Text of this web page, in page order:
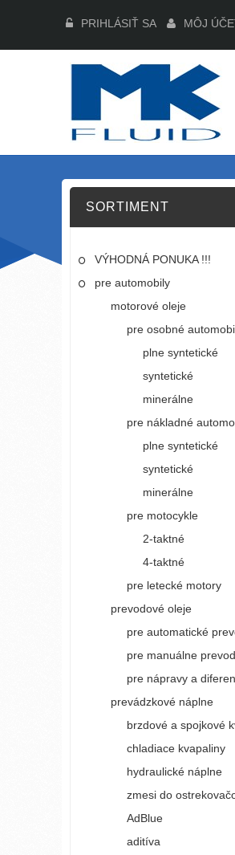
PRIHLÁSIŤ SA MÔJ
SORTIMENT
VÝHODNÁ PONUKA !!!
pre automobily
motorové oleje
pre osobné
plne syntetické
syntetické
minerálne
pre nákladné
plne syntetické
syntetické
minerálne
pre motocykle
2-taktné
4-taktné
pre letecké motory
prevodové oleje
pre automatické
pre manuálne
pre nápravy a
prevádzkové náplne
brzdové a spojkové
chladiace kvapaliny
hydraulické náplne
zmesi do
AdBlue
aditíva